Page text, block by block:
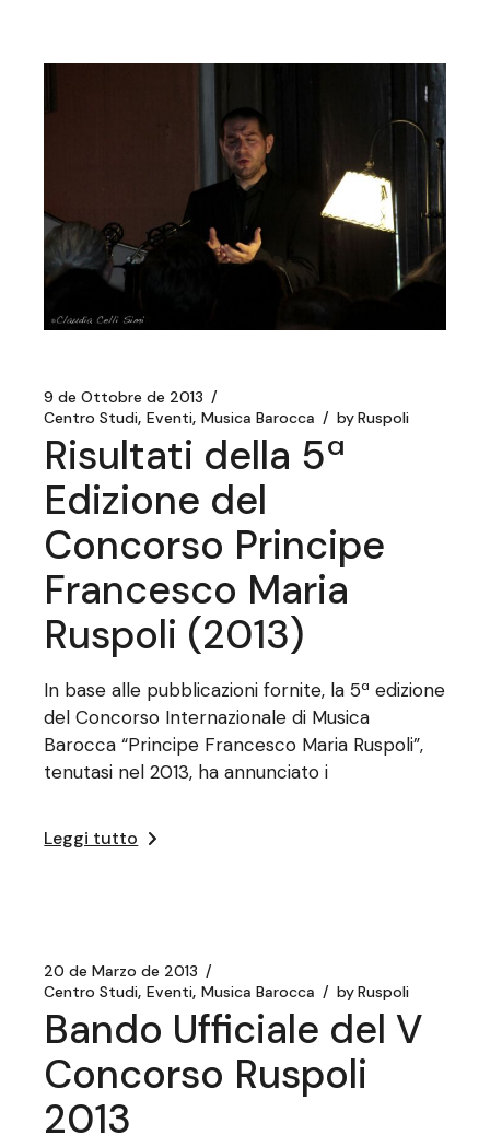
9 de Ottobre de 2013
Centro Studi Eventi Musica Barocca byRuspoli
Risultati della 5ª
Edizione del
Concorso Principe
Francesco Maria
Ruspoli (2013)
In base alle pubblicazioni fornite, la 5ª edizione
del Concorso Internazionale di Musica
Barocca “Principe Francesco Maria Ruspoli”,
tenutasi nel 2013, ha annunciato i
Leggi tutto
20 de Marzo de 2013
Centro Studi Eventi Musica Barocca byRuspoli
Bando Ufficiale del V
Concorso Ruspoli
2013